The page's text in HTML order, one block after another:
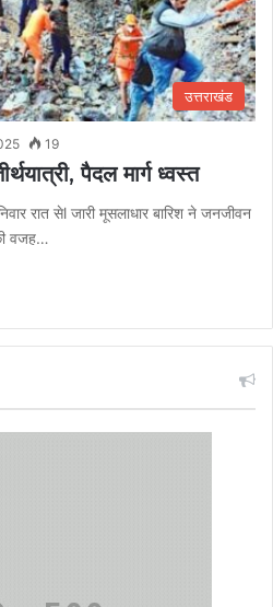
उत्तराखंड
19
पैदल मार्ग ध्वस्त
रात सेl जारी मूसलाधार बारिश ने जनजीवन
वजह…